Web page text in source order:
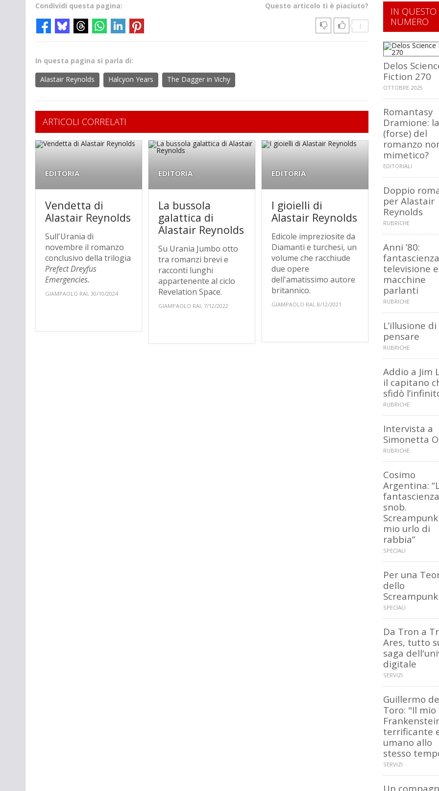
Questo articolo ti è piaciuto?
1
Condividi questa pagina:
In questa pagina si parla di:
Alastair Reynolds
Halcyon Years The Dagger in Vichy
ARTICOLI CORRELATI
EDITORIA
Vendetta di
Alastair Reynolds
Sull'Urania di
novembre il romanzo
conclusivo della trilogia
Prefect Dreyfus
Emergencies.
GIAMPAOLO RAI, 30/10/2024
EDITORIA
La bussola
galattica di
Alastair Reynolds
Su Urania Jumbo otto
tra romanzi brevi e
racconti lunghi
appartenente al ciclo
Revelation Space.
GIAMPAOLO RAI, 7/12/2022
EDITORIA
I gioielli di
Alastair Reynolds
Edicole impreziosite da
Diamanti e turchesi, un
volume che racchiude
due opere
dell'amatissimo autore
britannico.
GIAMPAOLO RAI, 8/12/2021
IN QUESTO
NUMERO
Delos
Fiction 270
OTTOBRE 2025
Romantasy
Dramione:
(forse) del
romanzo
mimetico?
EDITORIALI
Doppio
per Alastair
Reynolds
RUBRICHE
Anni ’80:
televisione e
macchine
parlanti
RUBRICHE
L’illusione di
pensare
RUBRICHE
Addio a Jim
il capitano
sfidò
RUBRICHE
Intervista a
Simonetta
RUBRICHE
Cosimo
Argentina:
snob.
mio urlo di
rabbia”
SPECIALI
Per una
dello
Screampunk
SPECIALI
Da Tron a
Ares, tutto
saga
digitale
SERVIZI
Guillermo
Toro: "Il mio
terrificante
umano allo
stesso
SERVIZI
Un